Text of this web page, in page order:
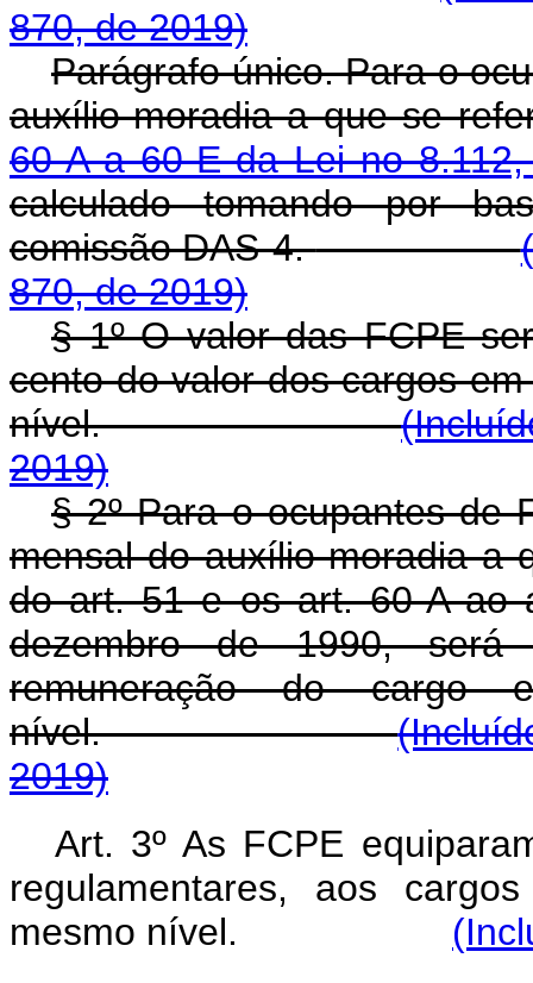
870, de 2019)
Parágrafo único. Para o
auxílio-moradia a que se
60-A a 60-E da Lei no
calculado tomando por
comissão DAS-4.
870, de 2019)
§ 1º O valor das FCPE
cento do valor dos cargos
nível.
2019)
§ 2º Para o ocupantes de
mensal do auxílio-moradia
do art. 51 e os art. 60-A ao
dezembro de 1990,
remuneração do cargo
nível.
2019)
Art. 3º As FCPE
regulamentares, aos
mesmo nível.